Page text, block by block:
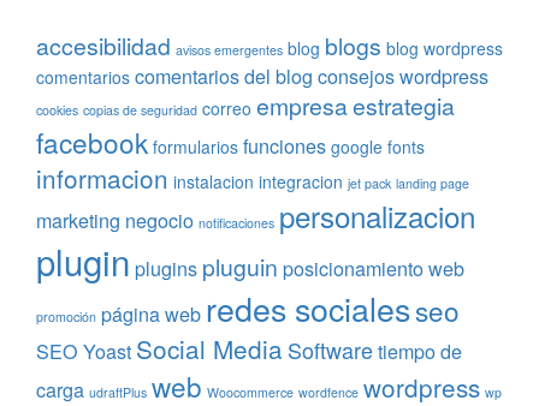
accesibilidad avisos emergentes blog blogs blog wordpress
comentarios comentarios del blog consejos wordpress
cookies copias de seguridad correo empresaestrategia
facebook formularios funciones google fonts
informacion instalacion integracion jet pack landing page
marketing negocio notificaciones personalizacion
plugin plugins pluguin posicionamiento web
promoción página web redes socialesseo
SEO Yoast Social Media Softwaretiempo de
carga udraftPlus web Woocommerce wordfence wordpress wp